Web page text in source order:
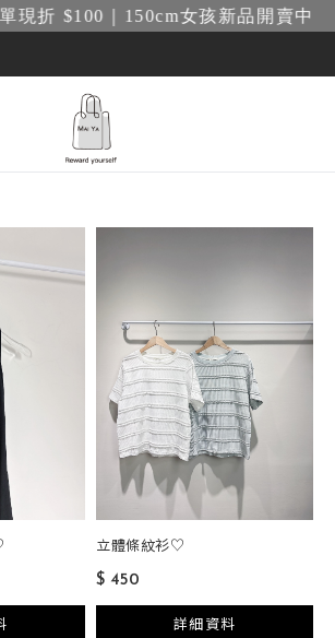
折 $100｜150cm女孩新品開賣中
立體條紋衫♡
$ 450
詳細資料